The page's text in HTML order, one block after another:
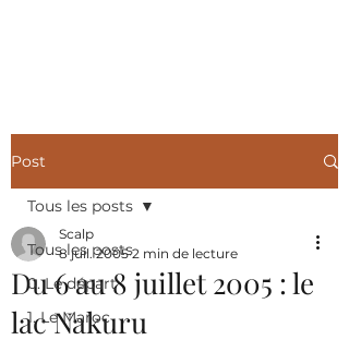
Post
Tous les posts
0. Le départ
1. Le Maroc
Tous les posts
Du 6 au 8 juillet 2005 : le
lac Nakuru
Scalp
8 juil. 2005 2 min de lecture